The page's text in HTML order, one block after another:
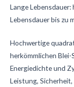
Lange
Lebensdauer bis zu
Hochwertige
herkömmlichen
Energiedichte und
Leistung,